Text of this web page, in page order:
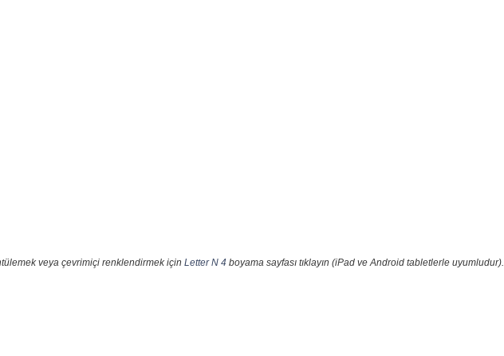
veya çevrimiçi renklendirmek için Letter N 4 boyama sayfası tıklayın (iPad ve Android tabletlerle uyumludur).